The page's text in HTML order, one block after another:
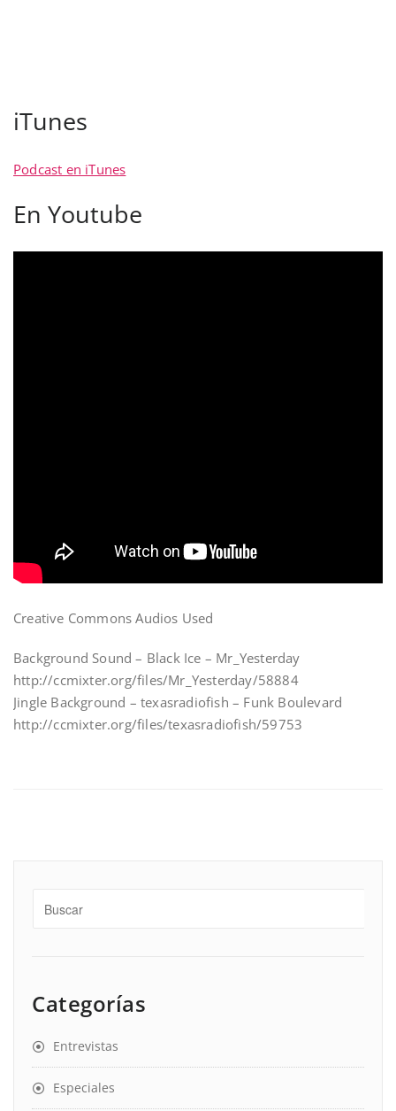
iTunes
Podcast en iTunes
En Youtube
Creative Commons Audios Used
Background Sound – Black Ice – Mr_Yesterday
http://ccmixter.org/files/Mr_Yesterday/58884
Jingle Background – texasradiofish – Funk Boulevard
http://ccmixter.org/files/texasradiofish/59753
Categorías
Entrevistas
Especiales